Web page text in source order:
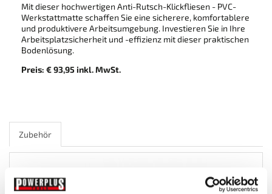
Mit dieser hochwertigen Anti-Rutsch-Klickfliesen - PVC-
Werkstattmatte schaffen Sie eine sicherere, komfortablere
und produktivere Arbeitsumgebung. Investieren Sie in Ihre
Arbeitsplatzsicherheit und -effizienz mit dieser praktischen
Bodenlösung.
Preis: € 93,95 inkl. MwSt.
Zubehör